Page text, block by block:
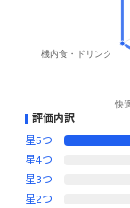
評価内訳
星5つ
星4つ
星3つ
星2つ